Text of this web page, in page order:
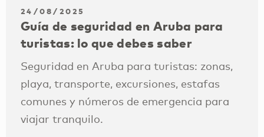
24/08/2025
Guía de seguridad en Aruba para
turistas: lo que debes saber
Seguridad en Aruba para turistas: zonas,
playa, transporte, excursiones, estafas
comunes y números de emergencia para
viajar tranquilo.